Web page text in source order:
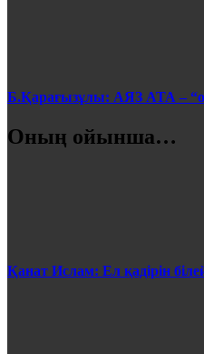
Б.Қарағызұлы: АЯЗ АТА –
Оның ойынша…
Қанат Ислам: Ел қадірін